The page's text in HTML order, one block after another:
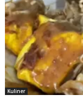
Kuliner